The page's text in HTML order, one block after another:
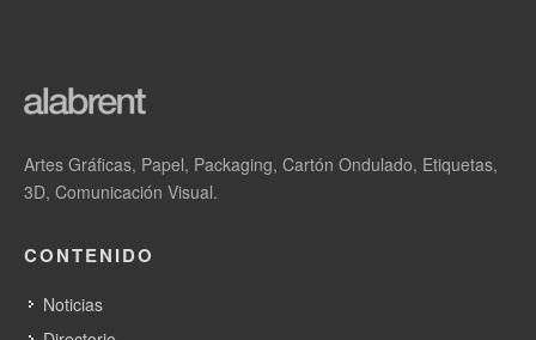
Artes Gráficas, Papel, Packaging, Cartón Ondulado, Etiquetas,
3D, Comunicación Visual.
CONTENIDO
Noticias